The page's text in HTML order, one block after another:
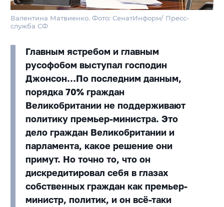
Валентина Матвиенко. Фото: СенатИнформ/ Пресс-
служба СФ
Главным ястребом и главным
русофобом выступал господин
Джонсон…По последним данным,
порядка 70% граждан
Великобритании не поддерживают
политику премьер-министра. Это
дело граждан Великобритании и
парламента, какое решение они
примут. Но точно то, что он
дискредитировал себя в глазах
собственных граждан как премьер-
министр, политик, и он всё-таки